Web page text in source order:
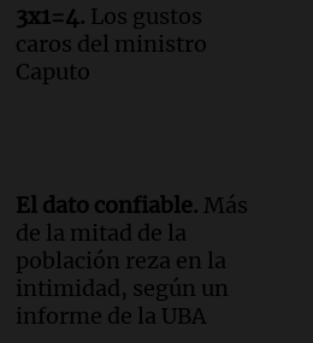
3x1=4. Los gustos
caros del ministro
Caputo
El dato confiable. Más
de la mitad de la
población reza en la
intimidad, según un
informe de la UBA